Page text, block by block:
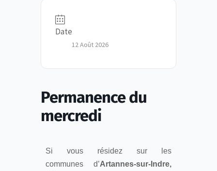
Date
12 Août 2026
Permanence du
mercredi
Si vous résidez sur les
communes d’Artannes-sur-Indre,